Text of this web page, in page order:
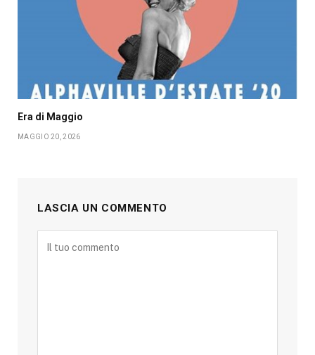
Era di Maggio
MAGGIO 20, 2026
LASCIA UN COMMENTO